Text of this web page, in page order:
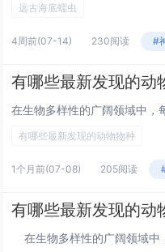
远古海底蠕虫
4周前(07-14) 230阅读 #
有哪些最新发现的动
有哪些最新发现的动物物种
1个月前(07-08) 205阅读
有哪些最新发现的动